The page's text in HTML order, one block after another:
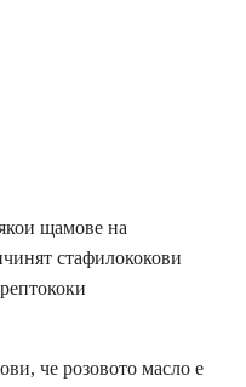
щамове на
стафилококови
че розовото масло е